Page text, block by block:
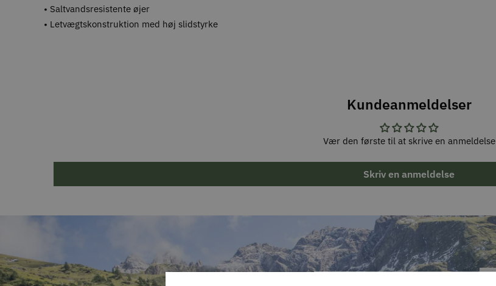
• Saltvandsresistente øjer
• Letvægtskonstruktion med høj slidstyrke
Kundeanmeldelser
Vær den første til at skrive en anmeldelse
Skriv en anmeldelse